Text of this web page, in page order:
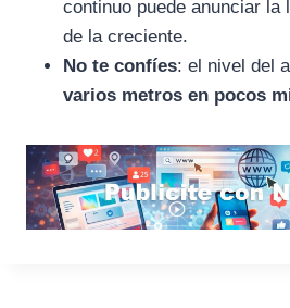
continuo puede anunciar la
de la creciente.
No te confíes: el nivel del
varios metros en pocos